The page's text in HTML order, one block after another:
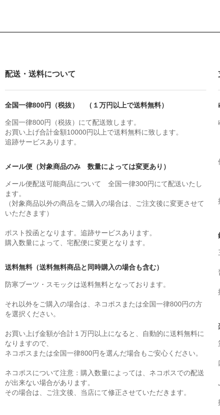
配送・送料について
全国一律800円（税抜） （１万円以上で送料無料）
全国一律800円（税抜）にて配送致します。
お買い上げ合計金額10000円以上で送料無料に致します。
追跡サービスあります。
メール便（対象商品のみ 数量によっては変更あり）
メール便配送可能商品について 全国一律300円にて配送いたし
ます。
（対象商品以外の商品をご購入の場合は、ご注文後に変更させて
いただきます）
ポスト投函となります。追跡サービスあります。
購入数量によって、宅配便に変更となります。
送料無料（送料無料商品と同時購入の場合も含む）
防寒ブーツ・スモックは送料無料となっております。
それ以外をご購入の場合は、ネコポスまたは全国一律800円の方
を選択ください。
お買い上げ金額が合計１万円以上になると、自動的に送料無料に
なりますので、
ネコポスまたは全国一律800円を選んだ場合もご安心ください。
ネコポスについて注意：購入数量によっては、ネコポスでの配送
が出来ない場合があります。
その場合は、ご注文後、当店にて修正させていただきます。